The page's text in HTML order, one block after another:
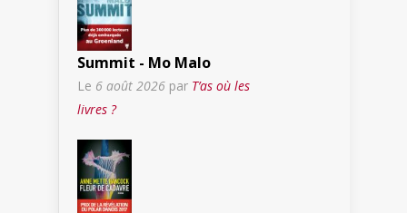
Summit - Mo Malo
Le 6 août 2026 par T’as où les
livres ?